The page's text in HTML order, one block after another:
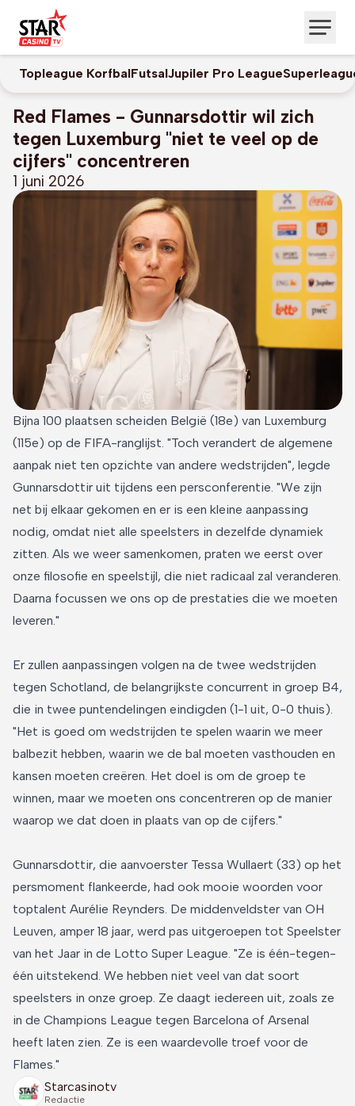
Topleague KorfbalFutsalJupiler Pro League
Red Flames - Gunnarsdottir wil zich
tegen Luxemburg "niet te veel op de
cijfers" concentreren
1 juni 2026
Bijna 100 plaatsen scheiden België (18e) van Luxemburg
(115e) op de FIFA-ranglijst. "Toch verandert de algemene
aanpak niet ten opzichte van andere wedstrijden", legde
Gunnarsdottir uit tijdens een persconferentie. "We zijn
net bij elkaar gekomen en er is een kleine aanpassing
nodig, omdat niet alle speelsters in dezelfde dynamiek
zitten. Als we weer samenkomen, praten we eerst over
onze filosofie en speelstijl, die niet radicaal zal veranderen.
Daarna focussen we ons op de prestaties die we moeten
leveren."
Er zullen aanpassingen volgen na de twee wedstrijden
tegen Schotland, de belangrijkste concurrent in groep B4,
die in twee puntendelingen eindigden (1-1 uit, 0-0 thuis).
"Het is goed om wedstrijden te spelen waarin we meer
balbezit hebben, waarin we de bal moeten vasthouden en
kansen moeten creëren. Het doel is om de groep te
winnen, maar we moeten ons concentreren op de manier
waarop we dat doen in plaats van op de cijfers."
Gunnarsdottir, die aanvoerster Tessa Wullaert (33) op het
persmoment flankeerde, had ook mooie woorden voor
toptalent Aurélie Reynders. De middenveldster van OH
Leuven, amper 18 jaar, werd pas uitgeroepen tot Speelster
van het Jaar in de Lotto Super League. "Ze is één-tegen-
één uitstekend. We hebben niet veel van dat soort
speelsters in onze groep. Ze daagt iedereen uit, zoals ze
in de Champions League tegen Barcelona of Arsenal
heeft laten zien. Ze is een waardevolle troef voor de
Flames."
Starcasinotv
Redactie